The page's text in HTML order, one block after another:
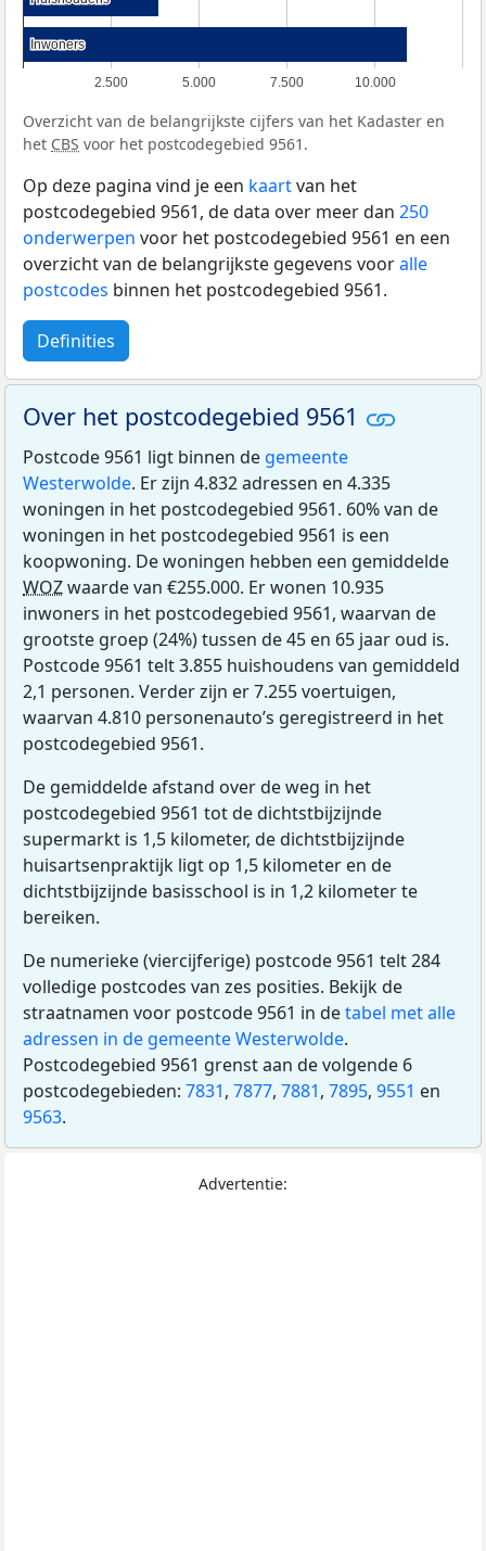
2.500 5.000 7.500 10.000
Inwoners
Inwoners
Overzicht van de belangrijkste cijfers van het Kadaster en
het CBS voor het postcodegebied 9561.
Op deze pagina vind je een kaartvan het
postcodegebied 9561, de data over meer dan 250
onderwerpen voor het postcodegebied 9561 en een
overzicht van de belangrijkste gegevens vooralle
postcodes binnen het postcodegebied 9561.
Definities
Over het postcodegebied 9561
Postcode 9561 ligt binnen de gemeente
Westerwolde. Er zijn 4.832 adressen en 4.335
woningen in het postcodegebied 9561. 60% van de
woningen in het postcodegebied 9561 is een
koopwoning. De woningen hebben een gemiddelde
WOZwaarde van €255.000. Er wonen 10.935
inwoners in het postcodegebied 9561, waarvan de
grootste groep (24%) tussen de 45 en 65 jaar oud is.
Postcode 9561 telt 3.855 huishoudens van gemiddeld
2,1 personen. Verder zijn er 7.255 voertuigen,
waarvan 4.810 personenauto’s geregistreerd in het
postcodegebied 9561.
De gemiddelde afstand over de weg in het
postcodegebied 9561 tot de dichtstbijzijnde
supermarkt is 1,5 kilometer, de dichtstbijzijnde
huisartsenpraktijk ligt op 1,5 kilometer en de
dichtstbijzijnde basisschool is in 1,2 kilometer te
bereiken.
De numerieke (viercijferige) postcode 9561 telt 284
volledige postcodes van zes posities. Bekijk de
straatnamen voor postcode 9561 in detabel met alle
adressen in de gemeente Westerwolde.
Postcodegebied 9561 grenst aan de volgende 6
postcodegebieden: 7831, 7877, 7881, 7895, 9551 en
9563.
Advertentie: